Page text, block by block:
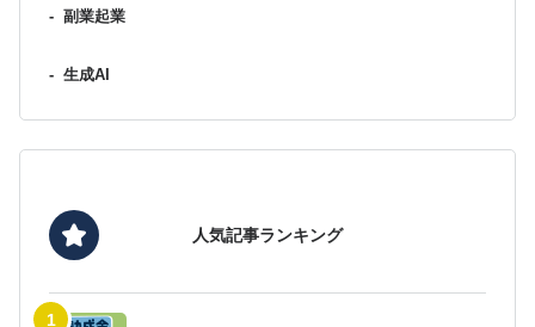
- 副業起業
- 生成AI
人気記事ランキング